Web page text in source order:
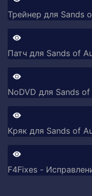
Трейнер для Sands
Патч для Sands of
NoDVD для Sands of
Кряк для Sands of
F4Fixes -